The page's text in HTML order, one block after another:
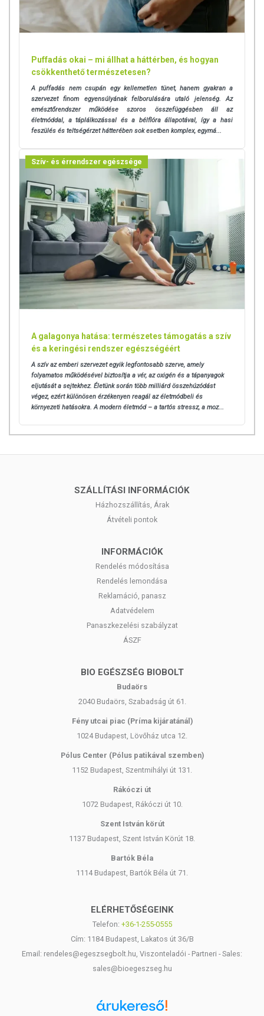
Puffadás okai – mi állhat a háttérben, és hogyan
csökkenthető természetesen?
A puffadás nem csupán egy kellemetlen tünet, hanem gyakran a
szervezet finom egyensúlyának felborulására utaló jelenség. Az
emésztőrendszer működése szoros összefüggésben áll az
életmóddal, a táplálkozással és a bélflóra állapotával, így a hasi
feszülés és teltségérzet hátterében sok esetben komplex, egymá...
Szív- és érrendszer egészsége
A galagonya hatása: természetes támogatás a szív
és a keringési rendszer egészségéért
A szív az emberi szervezet egyik legfontosabb szerve, amely
folyamatos működésével biztosítja a vér, az oxigén és a tápanyagok
eljutását a sejtekhez. Életünk során több milliárd összehúzódást
végez, ezért különösen érzékenyen reagál az életmódbeli és
környezeti hatásokra.A modern életmód – a tartós stressz, a moz...
SZÁLLÍTÁSI INFORMÁCIÓK
Házhozszállítás, Árak
Átvételi pontok
INFORMÁCIÓK
Rendelés módosítása
Rendelés lemondása
Reklamáció, panasz
Adatvédelem
Panaszkezelési szabályzat
ÁSZF
BIO EGÉSZSÉG BIOBOLT
Budaörs
2040 Budaörs, Szabadság út 61.
Fény utcai piac (Príma kijáratánál)
1024 Budapest, Lövőház utca 12.
Pólus Center (Pólus patikával szemben)
1152 Budapest, Szentmihályi út 131.
Rákóczi út
1072 Budapest, Rákóczi út 10.
Szent István körút
1137 Budapest, Szent István Körút 18.
Bartók Béla
1114 Budapest, Bartók Béla út 71.
ELÉRHETŐSÉGEINK
Telefon: +36-1-255-0555
Cím: 1184 Budapest, Lakatos út 36/B
Email: rendeles@egeszsegbolt.hu, Viszonteladói - Partneri - Sales:
sales@bioegeszseg.hu